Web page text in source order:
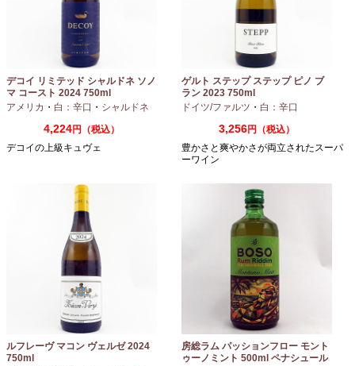
デコイ リミテッド シャルドネ ソノ
マ コースト 2024 750ml
アメリカ ・ 白：辛口 ・ シャルドネ
4,224円（税込）
デコイの上級キュヴェ
ゲルト ステップ ステップ ピノ ブ
ラン 2023 750ml
ドイツ/ファルツ ・ 白：辛口
3,256円（税込）
豊かさと爽やかさが両立されたスーパ
ーワイン
ルフレーヴ マコン ヴェルゼ 2024
750ml
房総ラム パッションフロー モント
ゥーノミント 500ml ペナシュール